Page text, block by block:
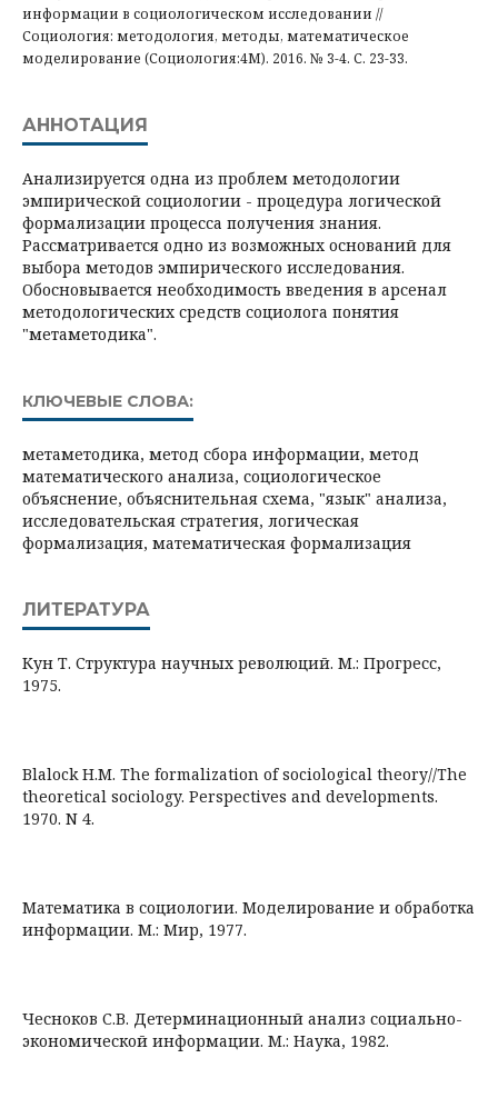
информации в социологическом исследовании //
Социология: методология, методы, математическое
моделирование (Социология:4М). 2016. № 3-4. С. 23-33.
АННОТАЦИЯ
Анализируется одна из проблем методологии
эмпирической социологии - процедура логической
формализации процесса получения знания.
Рассматривается одно из возможных оснований для
выбора методов эмпирического исследования.
Обосновывается необходимость введения в арсенал
методологических средств социолога понятия
"метаметодика".
КЛЮЧЕВЫЕ СЛОВА:
метаметодика, метод сбора информации, метод
математического анализа, социологическое
объяснение, объяснительная схема, "язык" анализа,
исследовательская стратегия, логическая
формализация, математическая формализация
ЛИТЕРАТУРА
Кун Т. Структура научных революций. М.: Прогресс,
1975.
Blalock H.M. The formalization of sociological theory//The
theoretical sociology. Perspectives and developments.
1970. N 4.
Математика в социологии. Моделирование и обработка
информации. М.: Мир, 1977.
Чесноков С.В. Детерминационный анализ социально-
экономической информации. М.: Наука, 1982.